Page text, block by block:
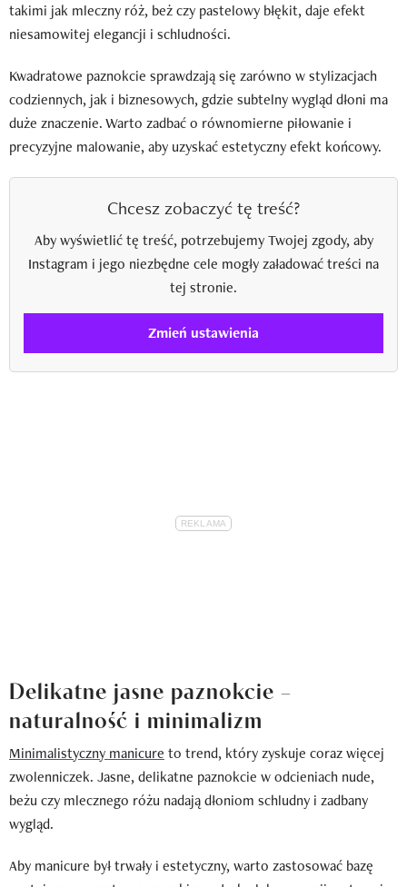
takimi jak mleczny róż, beż czy pastelowy błękit, daje efekt
niesamowitej elegancji i schludności.
Kwadratowe paznokcie sprawdzają się zarówno w stylizacjach
codziennych, jak i biznesowych, gdzie subtelny wygląd dłoni ma
duże znaczenie. Warto zadbać o równomierne piłowanie i
precyzyjne malowanie, aby uzyskać estetyczny efekt końcowy.
Chcesz zobaczyć tę treść?
Aby wyświetlić tę treść, potrzebujemy Twojej zgody, aby
Instagram i jego niezbędne cele mogły załadować treści na
tej stronie.
Zmień ustawienia
Delikatne jasne paznokcie –
naturalność i minimalizm
Minimalistyczny manicure to trend, który zyskuje coraz więcej
zwolenniczek. Jasne, delikatne paznokcie w odcieniach nude,
beżu czy mlecznego różu nadają dłoniom schludny i zadbany
wygląd.
Aby manicure był trwały i estetyczny, warto zastosować bazę